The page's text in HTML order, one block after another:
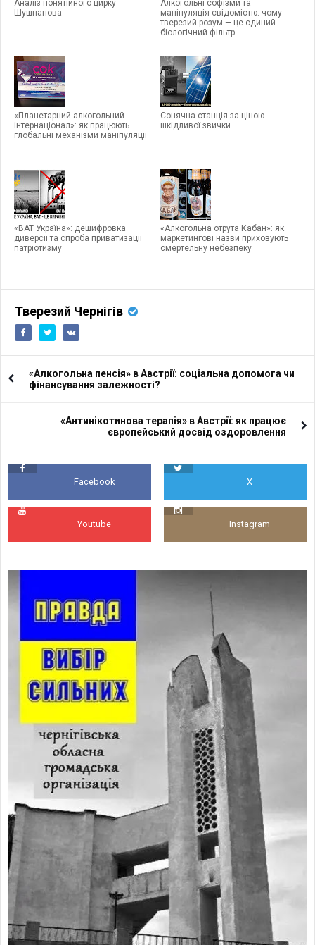
Аналіз понятійного цирку
Шушпанова
Алкогольні софізми та
маніпуляція свідомістю: чому
тверезий розум — це єдиний
біологічний фільтр
«Планетарний алкогольний
інтернаціонал»: як працюють
глобальні механізми маніпуляції
Сонячна станція за ціною
шкідливої звички
«ВАТ Україна»: дешифровка
диверсії та спроба приватизації
патріотизму
«Алкогольна отрута Кабан»: як
маркетингові назви приховують
смертельну небезпеку
Тверезий Чернігів
«Алкогольна пенсія» в Австрії: соціальна допомога чи
фінансування залежності?
«Антинікотинова терапія» в Австрії: як працює
європейський досвід оздоровлення
Facebook X
Youtube Instagram